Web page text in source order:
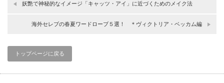
妖艶で神秘的なイメージ「キャッツ・アイ」に近づくためのメイク法
海外セレブの春夏ワードローブ５選！ ＊ヴィクトリア・ベッカム編
トップページに戻る